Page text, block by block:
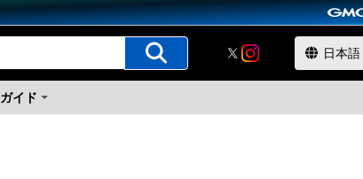
ガイド